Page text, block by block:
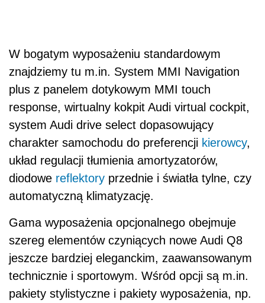
W bogatym wyposażeniu standardowym
znajdziemy tu m.in. System MMI Navigation
plus z panelem dotykowym MMI touch
response, wirtualny kokpit Audi virtual cockpit,
system Audi drive select dopasowujący
charakter samochodu do preferencji kierowcy,
układ regulacji tłumienia amortyzatorów,
diodowe reflektory przednie i światła tylne, czy
automatyczną klimatyzację.
Gama wyposażenia opcjonalnego obejmuje
szereg elementów czyniących nowe Audi Q8
jeszcze bardziej eleganckim, zaawansowanym
technicznie i sportowym. Wśród opcji są m.in.
pakiety stylistyczne i pakiety wyposażenia, np.